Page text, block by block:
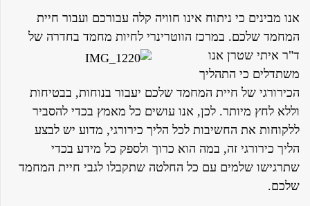
אנו מבינים כי ניתוח אינו חוויה קלה עבורכם ועבור חיית
המחמד שלכם. במרכז הווטרינרי לחיות מחמד בחדרה של
ד"ר איתי שטרן אנו
משתדלים כי התהליך
הכירורגי של חיית המחמד שלכם יעבור בנוחות, בבטיחות
וללא לחץ מיותר. לכן, אנו עושים כל מאמץ בכדי להסביר
ללקוחות את החשיבות לכל הליך כירורגי, מדוע יש לבצע
הליך כירורגי זה, במה הוא כרוך ולספק כל מידע בכדי
שתרגישו שלמים עם כל החלטה שתקבלו לגבי חיית המחמד
שלכם.